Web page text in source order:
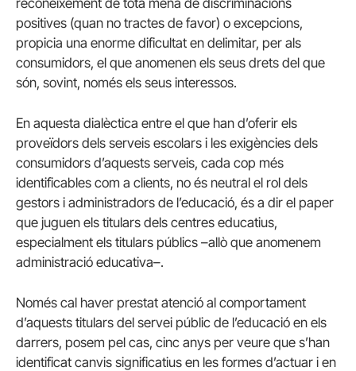
positives (quan no tractes de favor) o excepcions,
propicia una enorme dificultat en delimitar, per als
consumidors, el que anomenen els seus drets del que
són, sovint, només els seus interessos.
En aquesta dialèctica entre el que han d’oferir els
proveïdors dels serveis escolars i les exigències dels
consumidors d’aquests serveis, cada cop més
identificables com a clients, no és neutral el rol dels
gestors i administradors de l’educació, és a dir el paper
que juguen els titulars dels centres educatius,
especialment els titulars públics –allò que anomenem
administració educativa–.
Només cal haver prestat atenció al comportament
d’aquests titulars del servei públic de l’educació en els
darrers, posem pel cas, cinc anys per veure que s’han
identificat canvis significatius en les formes d’actuar i en